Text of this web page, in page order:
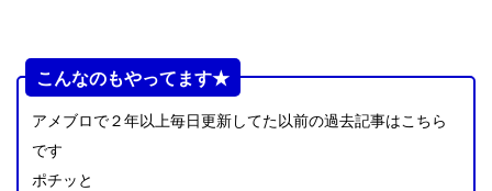
こんなのもやってます★
アメブロで２年以上毎日更新してた以前の過去記事はこちら
です
ポチッと